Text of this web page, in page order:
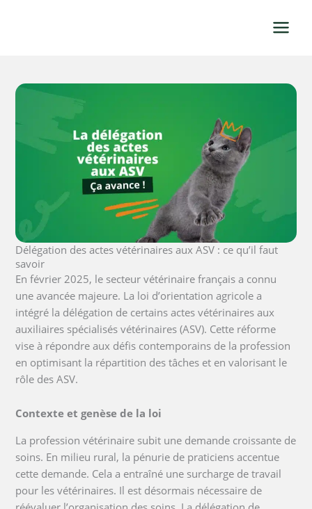
Délégation des actes vétérinaires aux ASV : ce qu’il faut
savoir
En février 2025, le secteur vétérinaire français a connu
une avancée majeure. La loi d’orientation agricole a
intégré la délégation de certains actes vétérinaires aux
auxiliaires spécialisés vétérinaires (ASV). Cette réforme
vise à répondre aux défis contemporains de la profession
en optimisant la répartition des tâches et en valorisant le
rôle des ASV.
Contexte et genèse de la loi
La profession vétérinaire subit une demande croissante de
soins. En milieu rural, la pénurie de praticiens accentue
cette demande. Cela a entraîné une surcharge de travail
pour les vétérinaires. Il est désormais nécessaire de